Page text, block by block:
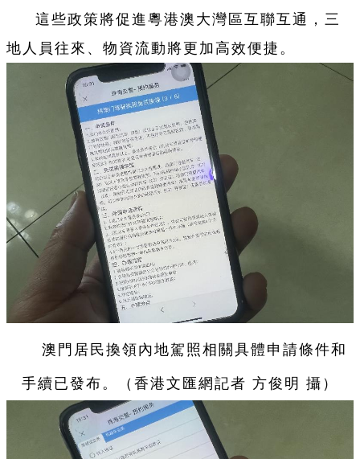
這些政策將促進粵港澳大灣區互聯互通，三
地人員往來、物資流動將更加高效便捷。
澳門居民換領內地駕照相關具體申請條件和
手續已發布。（香港文匯網記者 方俊明 攝）